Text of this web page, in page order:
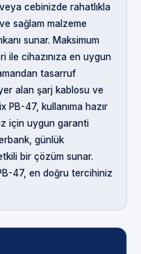
cebinizde rahatlıkla
ve sağlam malzeme
sunar. Maksimum
ile cihazınıza en uygun
tasarruf
alan şarj kablosu ve
PB-47, kullanıma hazır
için uygun garanti
günlük
bir çözüm sunar.
47, en doğru tercihiniz